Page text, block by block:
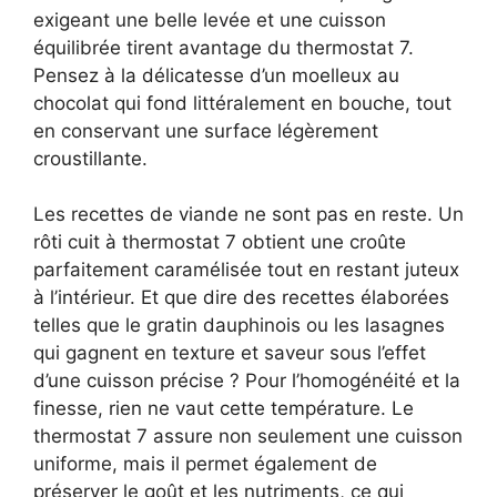
exigeant une belle levée et une cuisson
équilibrée tirent avantage du thermostat 7.
Pensez à la délicatesse d’un moelleux au
chocolat qui fond littéralement en bouche, tout
en conservant une surface légèrement
croustillante.
Les recettes de viande ne sont pas en reste. Un
rôti cuit à thermostat 7 obtient une croûte
parfaitement caramélisée tout en restant juteux
à l’intérieur. Et que dire des recettes élaborées
telles que le gratin dauphinois ou les lasagnes
qui gagnent en texture et saveur sous l’effet
d’une cuisson précise ? Pour l’homogénéité et la
finesse, rien ne vaut cette température. Le
thermostat 7 assure non seulement une cuisson
uniforme, mais il permet également de
préserver le goût et les nutriments, ce qui